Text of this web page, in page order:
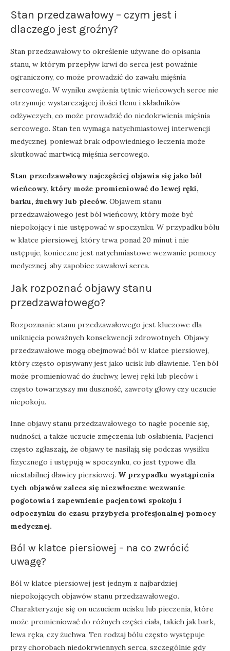
Stan przedzawałowy – czym jest i
dlaczego jest groźny?
Stan przedzawałowy to określenie używane do opisania
stanu, w którym przepływ krwi do serca jest poważnie
ograniczony, co może prowadzić do zawału mięśnia
sercowego. W wyniku zwężenia tętnic wieńcowych serce nie
otrzymuje wystarczającej ilości tlenu i składników
odżywczych, co może prowadzić do niedokrwienia mięśnia
sercowego. Stan ten wymaga natychmiastowej interwencji
medycznej, ponieważ brak odpowiedniego leczenia może
skutkować martwicą mięśnia sercowego.
Stan przedzawałowy najczęściej objawia się jako ból
wieńcowy, który może promieniować do lewej ręki,
barku, żuchwy lub pleców. Objawem stanu
przedzawałowego jest ból wieńcowy, który może być
niepokojący i nie ustępować w spoczynku. W przypadku bólu
w klatce piersiowej, który trwa ponad 20 minut i nie
ustępuje, konieczne jest natychmiastowe wezwanie pomocy
medycznej, aby zapobiec zawałowi serca.
Jak rozpoznać objawy stanu
przedzawałowego?
Rozpoznanie stanu przedzawałowego jest kluczowe dla
uniknięcia poważnych konsekwencji zdrowotnych. Objawy
przedzawałowe mogą obejmować ból w klatce piersiowej,
który często opisywany jest jako ucisk lub dławienie. Ten ból
może promieniować do żuchwy, lewej ręki lub pleców i
często towarzyszy mu duszność, zawroty głowy czy uczucie
niepokoju.
Inne objawy stanu przedzawałowego to nagłe pocenie się,
nudności, a także uczucie zmęczenia lub osłabienia. Pacjenci
często zgłaszają, że objawy te nasilają się podczas wysiłku
fizycznego i ustępują w spoczynku, co jest typowe dla
niestabilnej dławicy piersiowej. W przypadku wystąpienia
tych objawów zaleca się niezwłoczne wezwanie
pogotowia i zapewnienie pacjentowi spokoju i
odpoczynku do czasu przybycia profesjonalnej pomocy
medycznej.
Ból w klatce piersiowej – na co zwrócić
uwagę?
Ból w klatce piersiowej jest jednym z najbardziej
niepokojących objawów stanu przedzawałowego.
Charakteryzuje się on uczuciem ucisku lub pieczenia, które
może promieniować do różnych części ciała, takich jak bark,
lewa ręka, czy żuchwa. Ten rodzaj bólu często występuje
przy chorobach niedokrwiennych serca, szczególnie gdy